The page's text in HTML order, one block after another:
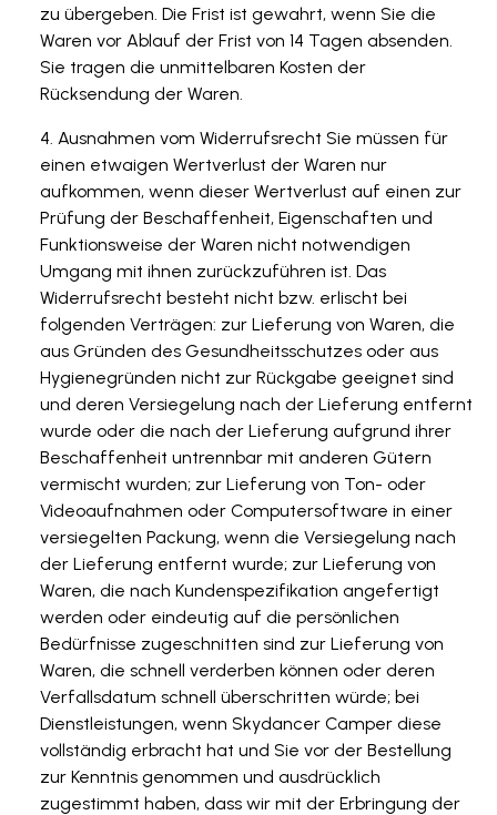
zu übergeben. Die Frist ist gewahrt, wenn Sie die
Waren vor Ablauf der Frist von 14 Tagen absenden.
Sie tragen die unmittelbaren Kosten der
Rücksendung der Waren.
Ausnahmen vom Widerrufsrecht Sie müssen für
einen etwaigen Wertverlust der Waren nur
aufkommen, wenn dieser Wertverlust auf einen zur
Prüfung der Beschaffenheit, Eigenschaften und
Funktionsweise der Waren nicht notwendigen
Umgang mit ihnen zurückzuführen ist. Das
Widerrufsrecht besteht nicht bzw. erlischt bei
folgenden Verträgen: zur Lieferung von Waren, die
aus Gründen des Gesundheitsschutzes oder aus
Hygienegründen nicht zur Rückgabe geeignet sind
und deren Versiegelung nach der Lieferung entfernt
wurde oder die nach der Lieferung aufgrund ihrer
Beschaffenheit untrennbar mit anderen Gütern
vermischt wurden; zur Lieferung von Ton- oder
Videoaufnahmen oder Computersoftware in einer
versiegelten Packung, wenn die Versiegelung nach
der Lieferung entfernt wurde; zur Lieferung von
Waren, die nach Kundenspezifikation angefertigt
werden oder eindeutig auf die persönlichen
Bedürfnisse zugeschnitten sind zur Lieferung von
Waren, die schnell verderben können oder deren
Verfallsdatum schnell überschritten würde; bei
Dienstleistungen, wenn Skydancer Camper diese
vollständig erbracht hat und Sie vor der Bestellung
zur Kenntnis genommen und ausdrücklich
zugestimmt haben, dass wir mit der Erbringung der